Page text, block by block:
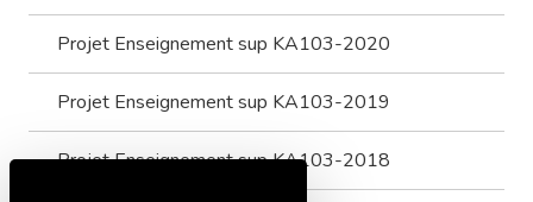
Projet Enseignement sup KA103-2020
Projet Enseignement sup KA103-2019
Projet Enseignement sup KA103-2018